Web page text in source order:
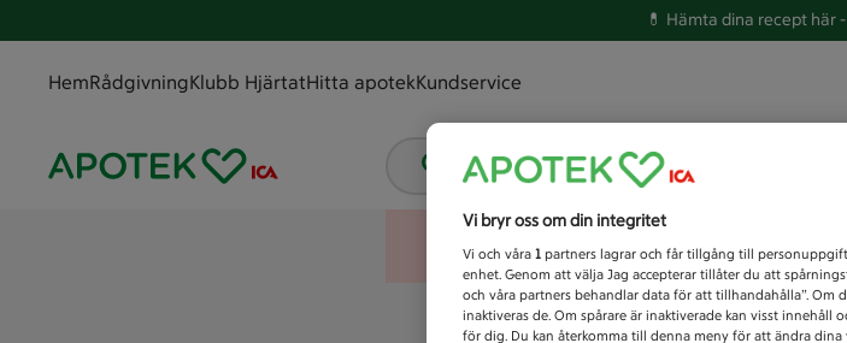
💊 Hämta dina recept här -
HemRådgivningKlubb HjärtatHitta apotekKundservice
Vad letar du efter idag?
Vi bryr oss om din integritet
Vi och våra 1 partners lagrar och får tillgång till
enhet. Genom att välja Jag accepterar tillåter du att
och våra partners behandlar data för att tillhandahålla”. Om
inaktiveras de. Om spårare är inaktiverade kan visst innehåll
för dig. Du kan återkomma till denna meny för att ändra